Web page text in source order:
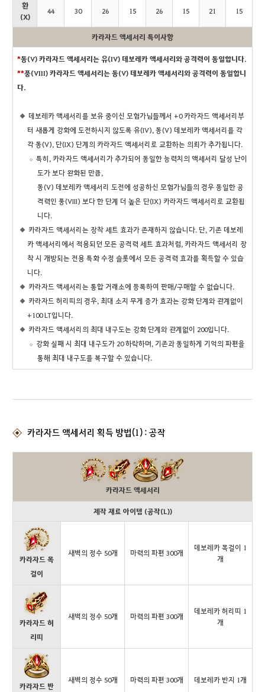
환
(X)
44 30 26 15 26 15 21 15
카라자드 액세서리 특이사항
*동(V) 카라자드 액세서리는 유(IV) 데보레카 액세서리와 공격력이 동일합니다.
**풍(VIII) 카라자드 액세서리는 동(V) 데보레카 액세서리와 공격력이 동일합니
다.
데보레카 액세서리를 보유 중이신 모험가님들께서 +0 카라자드 액세서리부
터 새롭게 강화에 도전하시지 않도록 유(IV), 동(V) 데보레카 액세서리를 각
각 동(V), 단(IX) 단계의 카라자드 액세서리로 교환하는 의뢰가 추가됩니다.
특히, 카라자드 액세서리가 추가되어 동일한 능력치의 액세서리 달성 난이
도가 보다 완화된 만큼,
동(V) 데보레카 액세서리 도전에 성공하신 모험가님들의 경우 동일한 공
격력인 풍(VIII) 보다 한 단계 더 높은 단(IX) 카라자드 액세서리로 교환됩
니다.
카라자드 액세서리는 장착 세트 효과가 존재하지 않습니다. 단, 기존 데보레
카 액세서리에서 적용되던 모든 공격력 세트 효과처럼, 카라자드 액세서리 장
착 시 개방되는 전용 특화 수정 슬롯에서 모든 공격력 효과를 획득할 수 있습
니다.
카라자드 액세서리는 통합 거래소에 등록하여 판매/구매할 수 없습니다.
카라자드 허리띠의 경우, 최대 소지 무게 증가 효과는 강화 단계와 관계없이
+100 LT입니다.
카라자드 액세서리의 최대 내구도는 강화 단계와 관계없이 200입니다.
강화 실패 시 최대 내구도가 20 하락하며, 기존과 동일하게 기억의 파편을
통해 최대 내구도를 복구할 수 있습니다.
카라자드 액세서리 획득 방법(1) : 공작
카라자드 액세서리
제작 재료 아이템 (공작(L))
카라자드 목
걸이
새벽의 정수 50개 마력의 파편 300개
데보레카 목걸이 1
개
카라자드 허
리띠
새벽의 정수 50개 마력의 파편 300개
데보레카 허리띠 1
개
카라자드 반
새벽의 정수 50개 마력의 파편 300개 데보레카 반지 1개